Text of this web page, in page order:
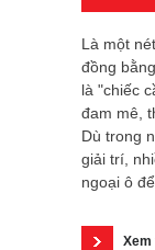
Là một
đồng
là "chiếc
đam mê,
Dù trong
giải trí,
ngoại ô
Xem